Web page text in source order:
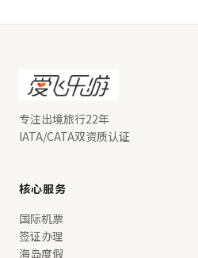
专注出境旅行22年
IATA/CATA双资质认证
核心服务
国际机票
签证办理
海岛度假